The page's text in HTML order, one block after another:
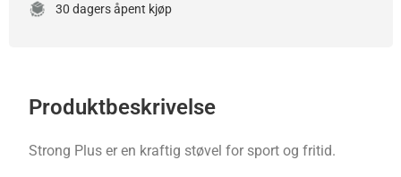
30 dagers åpent kjøp
Produktbeskrivelse
Strong Plus er en kraftig støvel for sport og fritid.